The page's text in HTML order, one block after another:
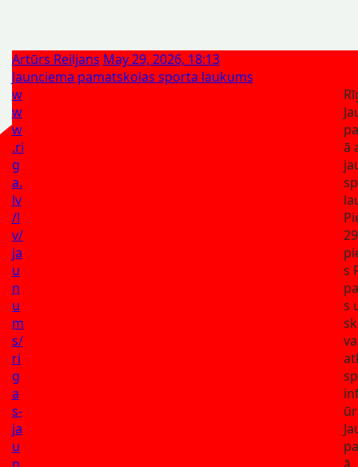
Artūrs Reiljans May 29, 2026, 18:13
Jaunciema pamatskolas sporta laukums
w
w
w
.ri
g
a.
lv
/l
v/
ja
u
n
u
m
s/
ri
g
a
s-
ja
u
ā
s
s